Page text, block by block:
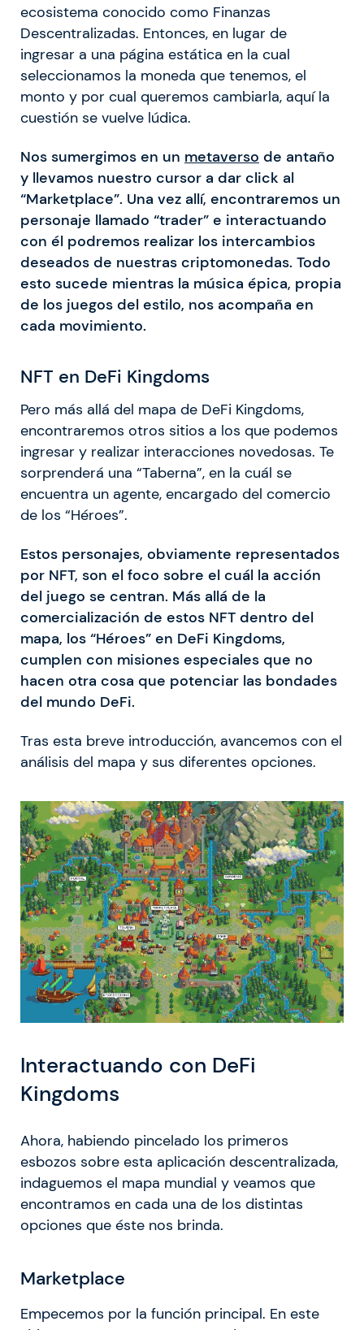
ecosistema conocido como Finanzas
Descentralizadas. Entonces, en lugar de
ingresar a una página estática en la cual
seleccionamos la moneda que tenemos, el
monto y por cual queremos cambiarla, aquí la
cuestión se vuelve lúdica.
Nos sumergimos en un metaverso de antaño
y llevamos nuestro cursor a dar click al
“Marketplace”. Una vez allí, encontraremos un
personaje llamado “trader” e interactuando
con él podremos realizar los intercambios
deseados de nuestras criptomonedas. Todo
esto sucede mientras la música épica, propia
de los juegos del estilo, nos acompaña en
cada movimiento.
NFT en DeFi Kingdoms
Pero más allá del mapa de DeFi Kingdoms,
encontraremos otros sitios a los que podemos
ingresar y realizar interacciones novedosas. Te
sorprenderá una “Taberna”, en la cuál se
encuentra un agente, encargado del comercio
de los “Héroes”.
Estos personajes, obviamente representados
por NFT, son el foco sobre el cuál la acción
del juego se centran. Más allá de la
comercialización de estos NFT dentro del
mapa, los “Héroes” en DeFi Kingdoms,
cumplen con misiones especiales que no
hacen otra cosa que potenciar las bondades
del mundo DeFi.
Tras esta breve introducción, avancemos con el
análisis del mapa y sus diferentes opciones.
Interactuando con DeFi
Kingdoms
Ahora, habiendo pincelado los primeros
esbozos sobre esta aplicación descentralizada,
indaguemos el mapa mundial y veamos que
encontramos en cada una de los distintas
opciones que éste nos brinda.
Marketplace
Empecemos por la función principal. En este